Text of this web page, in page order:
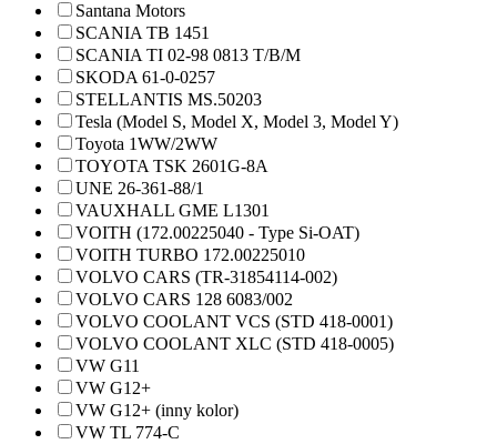
Santana Motors
SCANIA TB 1451
SCANIA TI 02-98 0813 T/B/M
SKODA 61-0-0257
STELLANTIS MS.50203
Tesla (Model S, Model X, Model 3, Model Y)
Toyota 1WW/2WW
TOYOTA TSK 2601G-8A
UNE 26-361-88/1
VAUXHALL GME L1301
VOITH (172.00225040 - Type Si-OAT)
VOITH TURBO 172.00225010
VOLVO CARS (TR-31854114-002)
VOLVO CARS 128 6083/002
VOLVO COOLANT VCS (STD 418-0001)
VOLVO COOLANT XLC (STD 418-0005)
VW G11
VW G12+
VW G12+ (inny kolor)
VW TL 774-C